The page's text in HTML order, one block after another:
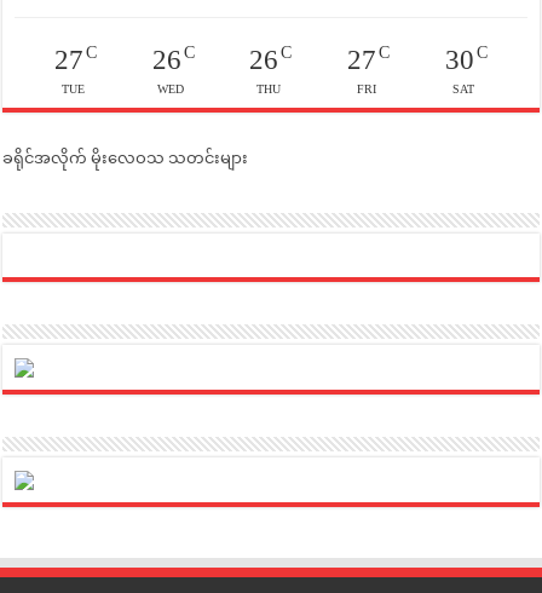
27C
TUE
26C
WED
26 C
THU
27C
FRI
30C
SAT
ခရိုင်အလိုက် မိုးလေဝသ သတင်းများ